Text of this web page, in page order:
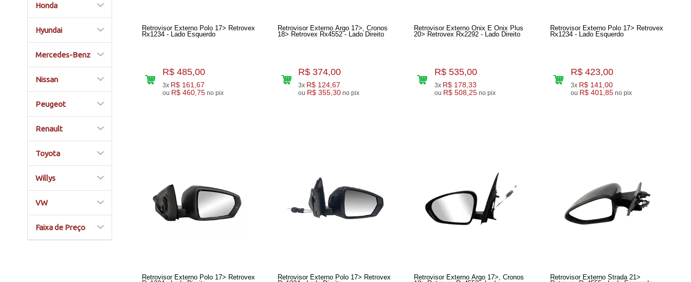
Honda
Hyundai
Mercedes-Benz
Nissan
Peugeot
Renault
Toyota
Willys
VW
Faixa de Preço
Retrovisor Externo Polo 17> Retrovex
Rx1234 - Lado Esquerdo
R$ 485,00
3x R$ 161,67
ou R$ 460,75 no pix
Retrovisor Externo Argo 17>, Cronos
18> Retrovex Rx4552 - Lado Direito
R$ 374,00
3x R$ 124,67
ou R$ 355,30 no pix
Retrovisor Externo Onix E Onix Plus
20> Retrovex Rx2292 - Lado Direito
R$ 535,00
3x R$ 178,33
ou R$ 508,25 no pix
Retrovisor Externo Polo 17> Retrovex
Rx1234 - Lado Esquerdo
R$ 423,00
3x R$ 141,00
ou R$ 401,85 no pix
Retrovisor Externo Polo 17> Retrovex
Retrovisor Externo Polo 17> Retrovex
Retrovisor Externo Argo 17>, Cronos
Retrovisor Externo Strada 21>